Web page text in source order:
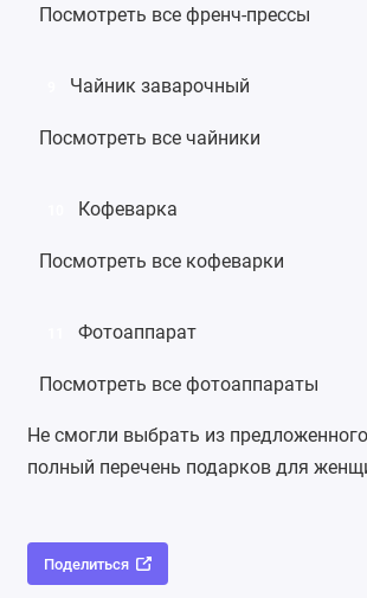
Посмотреть все френч-прессы
Чайник заварочный
Посмотреть все чайники
Кофеварка
Посмотреть все кофеварки
Фотоаппарат
Посмотреть все фотоаппараты
Не смогли выбрать из
полный перечень подарков для
Поделиться